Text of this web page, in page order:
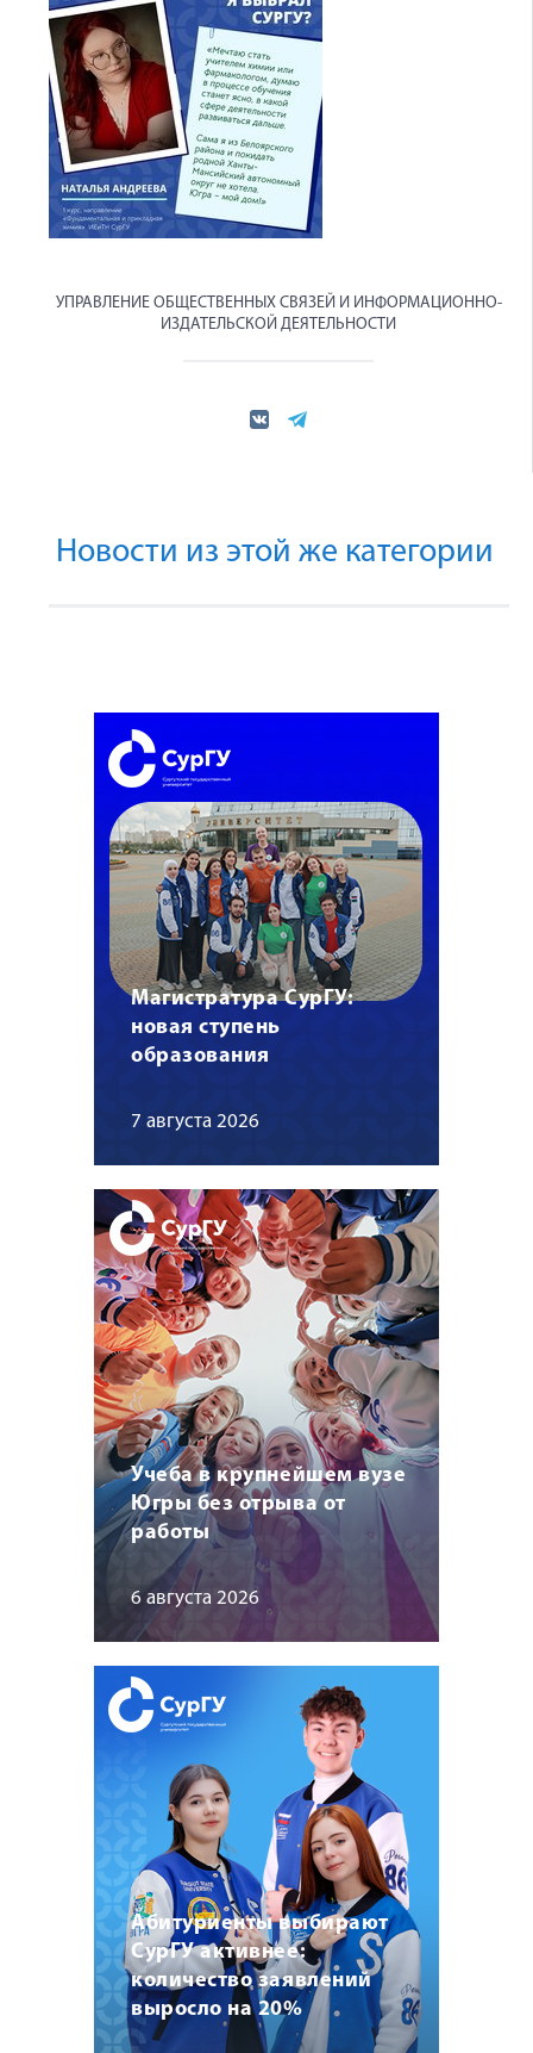
УПРАВЛЕНИЕ ОБЩЕСТВЕННЫХ СВЯЗЕЙ И ИНФОРМАЦИОННО-
ИЗДАТЕЛЬСКОЙ ДЕЯТЕЛЬНОСТИ
Новости из этой же категории
Магистратура СурГУ:
новая ступень
образования
7 августа 2026
Учеба в крупнейшем вузе
Югры без отрыва от
работы
6 августа 2026
Абитуриенты выбирают
СурГУ активнее:
количество заявлений
выросло на 20%